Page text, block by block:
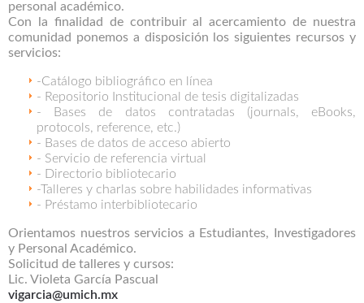
personal académico.
Con la finalidad de contribuir al acercamiento de nuestra
comunidad ponemos a disposición los siguientes recursos y
servicios:
-Catálogo bibliográfico en línea
- Repositorio Institucional de tesis digitalizadas
- Bases de datos contratadas (journals, eBooks,
protocols, reference, etc.)
- Bases de datos de acceso abierto
- Servicio de referencia virtual
- Directorio bibliotecario
-Talleres y charlas sobre habilidades informativas
- Préstamo interbibliotecario
Orientamos nuestros servicios a Estudiantes, Investigadores
y Personal Académico.
Solicitud de talleres y cursos:
Lic. Violeta García Pascual
vigarcia@umich.mx